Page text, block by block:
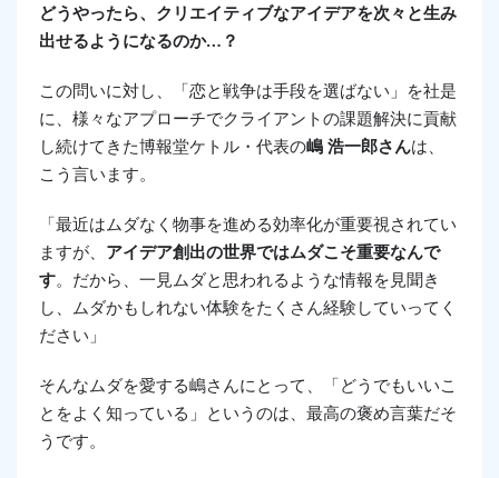
どうやったら、クリエイティブなアイデアを次々と生み
出せるようになるのか…？
この問いに対し、「恋と戦争は手段を選ばない」を社是
に、様々なアプローチでクライアントの課題解決に貢献
し続けてきた博報堂ケトル・代表の嶋 浩一郎さんは、
こう言います。
「最近はムダなく物事を進める効率化が重要視されてい
ますが、 アイデア創出の世界ではムダこそ重要なんで
す。だから、一見ムダと思われるような情報を見聞き
し、ムダかもしれない体験をたくさん経験していってく
ださい」
そんなムダを愛する嶋さんにとって、「どうでもいいこ
とをよく知っている」というのは、最高の褒め言葉だそ
うです。